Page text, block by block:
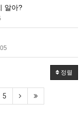
알아?
정렬
5